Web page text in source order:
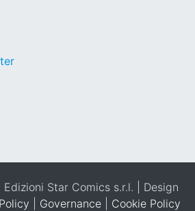
Star Comics s.r.l. | Design
Governance Cookie Policy